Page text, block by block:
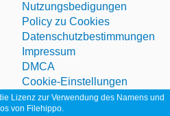
Nutzungsbedigungen
Policy zu Cookies
Datenschutzbestimmungen
Impressum
DMCA
Cookie-Einstellungen
Lizenz zur Verwendung des Namens und
von Filehippo.